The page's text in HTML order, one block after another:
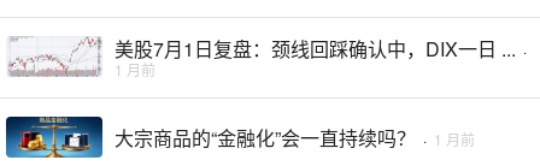
美股7月1日复盘：颈线回踩确认中，DIX一日 ... ·
1 月前
大宗商品的“金融化”会一直持续吗？ · 1 月前